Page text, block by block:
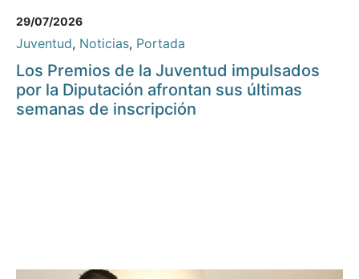
29/07/2026
Juventud, Noticias, Portada
Los Premios de la Juventud impulsados
por la Diputación afrontan sus últimas
semanas de inscripción